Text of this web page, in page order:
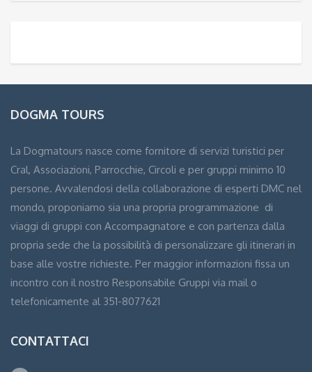
DOGMA TOURS
La Dogmatours nasce come fornitore di servizi turistici per
Cral, Associazioni, Parrocchie, Circoli e per gruppi minimo 10
persone. Avvalendosi della collaborazione di esperti DMC nel
mondo, proponiamo sia una propria programmazione di
viaggi di gruppi con Accompagnatore e con partenza dalla
propria sede che la possibilità di personalizzare gli itinerari in
base alle vostre richieste. Per maggior informazioni fissa un
incontro con il nostro Responsabile Gruppi via mail o
telefonicamente al 351-8077621
CONTATTACI